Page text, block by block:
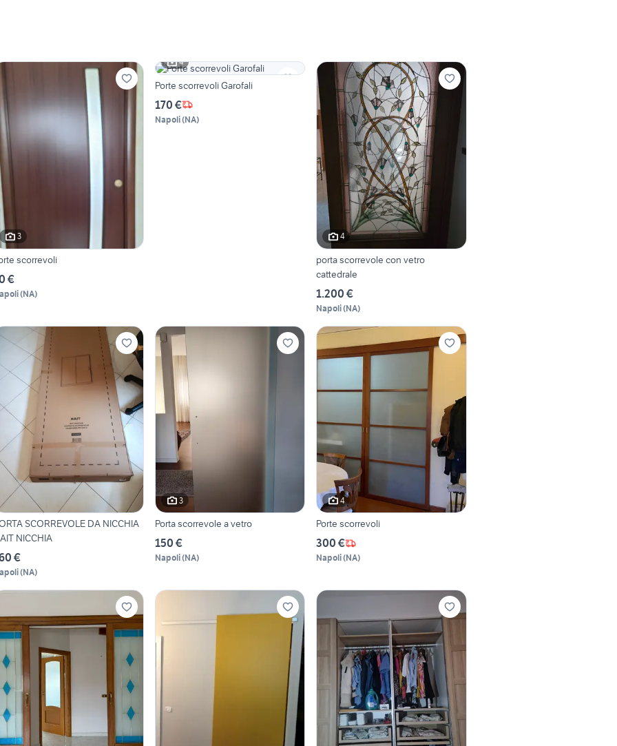
3
scorrevoli
€
(NA)
4
Porte scorrevoli Garofali
170 €
Napoli(NA)
4
porta scorrevole con vetro
cattedrale
1.200 €
Napoli(NA)
SCORREVOLE DA NICCHIA
NICCHIA
€
(NA)
3
Porta scorrevole a vetro
150 €
Napoli(NA)
4
Porte scorrevoli
300 €
Napoli(NA)